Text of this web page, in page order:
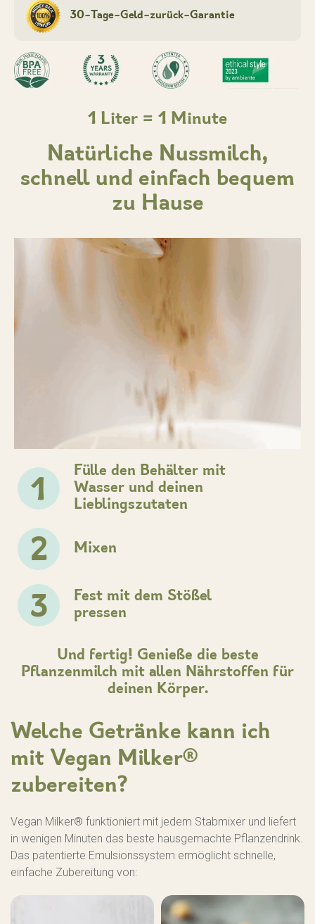
30-Tage-Geld-zurück-Garantie
1 Liter = 1 Minute
Natürliche Nussmilch,
schnell und einfach bequem
zu Hause
1
Fülle den Behälter mit
Wasser und deinen
Lieblingszutaten
2 Mixen
3
Fest mit dem Stößel
pressen
Und fertig! Genieße die beste
Pflanzenmilch mit allen Nährstoffen für
deinen Körper.
Welche Getränke kann ich
mit Vegan Milker®
zubereiten?
Vegan Milker® funktioniert mit jedem Stabmixer und liefert
in wenigen Minuten das beste hausgemachte Pflanzendrink.
Das patentierte Emulsionssystem ermöglicht schnelle,
einfache Zubereitung von: